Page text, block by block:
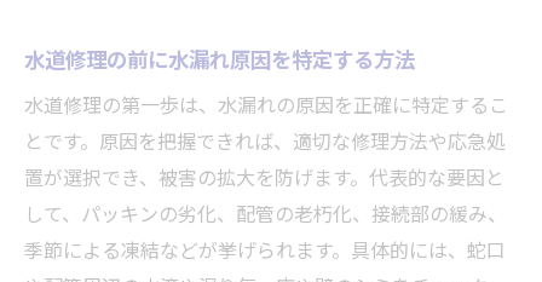
水道修理の前に水漏れ原因を特定する方法
水道修理の第一歩は、水漏れの原因を正確に特定するこ
とです。原因を把握できれば、適切な修理方法や応急処
置が選択でき、被害の拡大を防げます。代表的な要因と
して、パッキンの劣化、配管の老朽化、接続部の緩み、
季節による凍結などが挙げられます。具体的には、蛇口